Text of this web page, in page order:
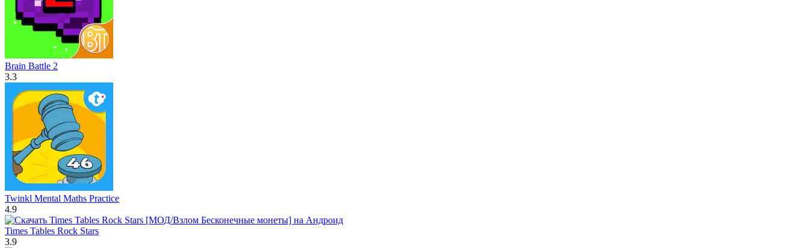
Brain Battle 2
3.3
Twinkl Mental Maths Practice
4.9
Times Tables Rock Stars
3.9